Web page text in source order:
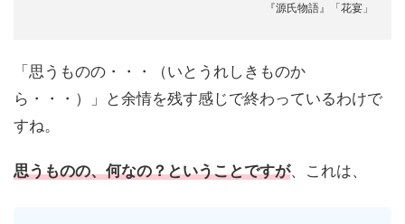
『源氏物語』「花宴」
「思うものの・・・（いとうれしきものか
ら・・・）」と余情を残す感じで終わっているわけで
すね。
思うものの、何なの？ということですが、これは、